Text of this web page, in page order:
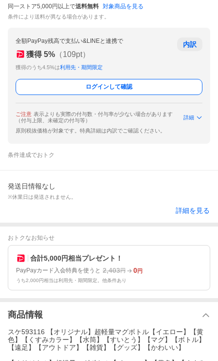
同一ストア5,000円以上で送料無料 対象商品を見る
条件により送料が異なる場合があります。
全額PayPay残高で支払い&LINEと連携で
獲得 5% （109pt）
獲得のうち4.5%は利用先・期間限定
内訳
ログインして確認
ご注意 表示よりも実際の付与数・付与率が少ない場合があります
（付与上限、未確定の付与等）
詳細
原則税抜価格が対象です。特典詳細は内訳でご確認ください。
条件達成でおトク
発送日情報なし
※休業日は発送されません。
詳細を見る
おトクなお知らせ
合計5,000円相当プレゼント！
PayPayカード入会特典を使うと 2,403円 0円
うち2,000円相当は利用先・期間限定。他条件あり
商品情報
スケ593116 【オリジナル】超軽量マグボトル【イエロー】【黄
色】【くすみカラー】【水筒】【すいとう】【マグ】【ボトル】
【遠足】【アウトドア】【雑貨】【グッズ】【かわいい】